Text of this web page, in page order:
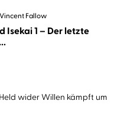
Vincent Fallow
Isekai 1 – Der letzte
wider Willen kämpft um